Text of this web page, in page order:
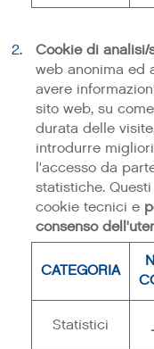
Cookie di analisi/
web anonima ed
avere
sito web, su
durata delle
introdurre
l'accesso da
statistiche.
cookie tecnici e
consenso
CATEGORIA
Statistici